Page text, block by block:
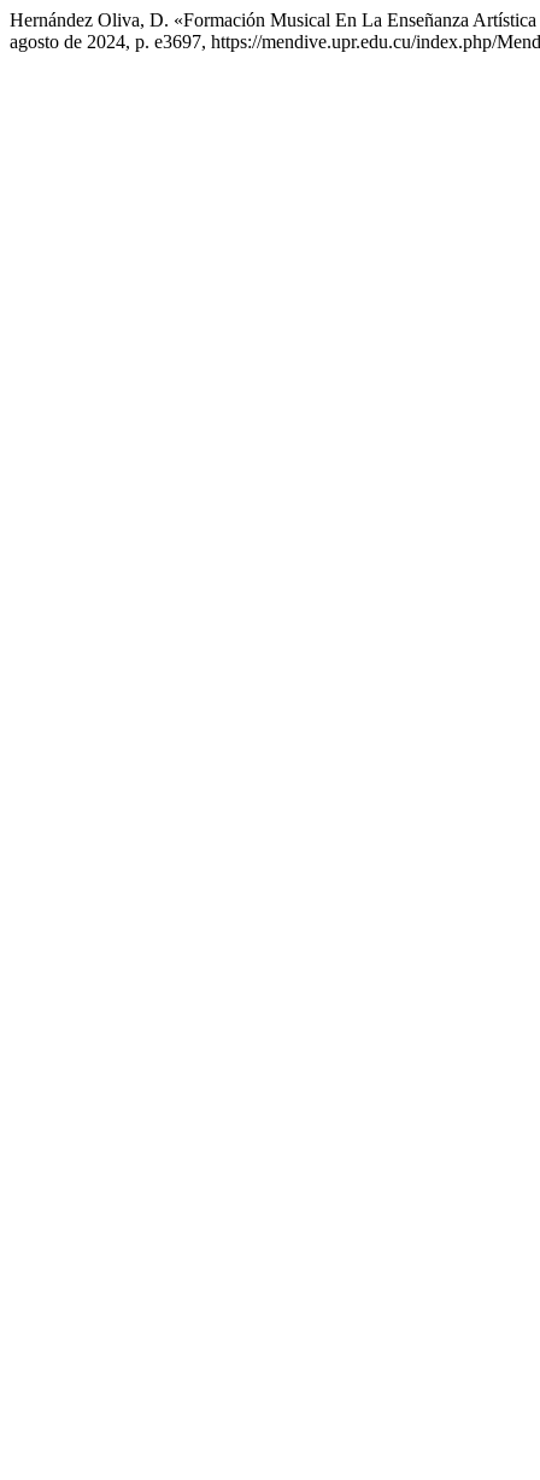
Hernández Oliva, D. «Formación Musical En La Enseñanza
agosto de 2024, p. e3697, https://mendive.upr.edu.cu/index.php/